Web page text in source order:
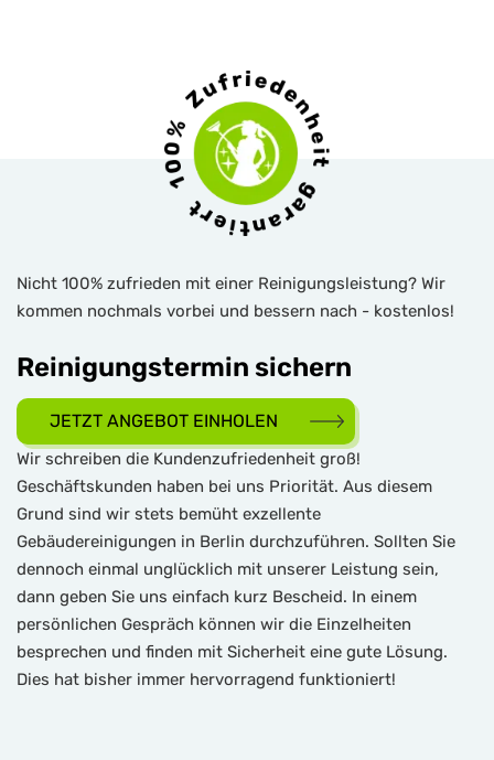
Nicht 100% zufrieden mit einer Reinigungsleistung? Wir
kommen nochmals vorbei und bessern nach - kostenlos!
Reinigungstermin sichern
JETZT ANGEBOT EINHOLEN
Wir schreiben die Kundenzufriedenheit groß!
Geschäftskunden haben bei uns Priorität. Aus diesem
Grund sind wir stets bemüht exzellente
Gebäudereinigungen in Berlin durchzuführen. Sollten Sie
dennoch einmal unglücklich mit unserer Leistung sein,
dann geben Sie uns einfach kurz Bescheid. In einem
persönlichen Gespräch können wir die Einzelheiten
besprechen und finden mit Sicherheit eine gute Lösung.
Dies hat bisher immer hervorragend funktioniert!